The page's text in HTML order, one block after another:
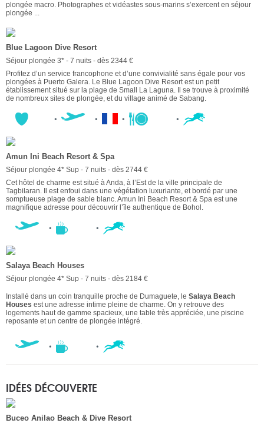
plongée macro. Photographes et vidéastes sous-marins s’exercent en séjour
plongée ...
Blue Lagoon Dive Resort
Séjour plongée 3* - 7 nuits - dès 2344 €
Profitez d’un service francophone et d’une convivialité sans égale pour vos
plongées à Puerto Galera. Le Blue Lagoon Dive Resort est un petit
établissement situé sur la plage de Small La Laguna. Il se trouve à proximité
de nombreux sites de plongée, et du village animé de Sabang.
Amun Ini Beach Resort & Spa
Séjour plongée 4* Sup - 7 nuits - dès 2744 €
Cet hôtel de charme est situé à Anda, à l’Est de la ville principale de
Tagbilaran. Il est enfoui dans une végétation luxuriante, et bordé par une
somptueuse plage de sable blanc. Amun Ini Beach Resort & Spa est une
magnifique adresse pour découvrir l’île authentique de Bohol.
Salaya Beach Houses
Séjour plongée 4* Sup - 7 nuits - dès 2184 €
Installé dans un coin tranquille proche de Dumaguete, le Salaya Beach
Houses est une adresse intime pleine de charme. On y retrouve des
logements haut de gamme spacieux, une table très appréciée, une piscine
reposante et un centre de plongée intégré.
IDÉES DÉCOUVERTE
Buceo Anilao Beach & Dive Resort